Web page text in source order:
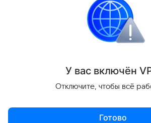
через платформу Brave1 Market.
Украина
У вас включён V
Отключите, чтобы всё
Готово